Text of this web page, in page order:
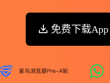
免费下载App